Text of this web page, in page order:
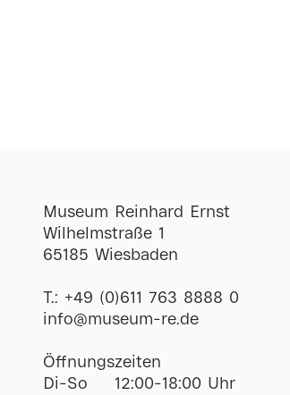
Museum Reinhard Ernst
Wilhelmstraße 1
65185 Wiesbaden
T.: +49 (0)611 763 8888 0
ofni@museum-re de
Öffnungszeiten
Di-So
12:00-18:00 Uhr